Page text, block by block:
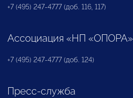
+7 (495) 247-4777 (доб. 116, 117)
Ассоциация «НП «ОПОРА»
+7 (495) 247-4777 (доб. 124)
Пресс-служба